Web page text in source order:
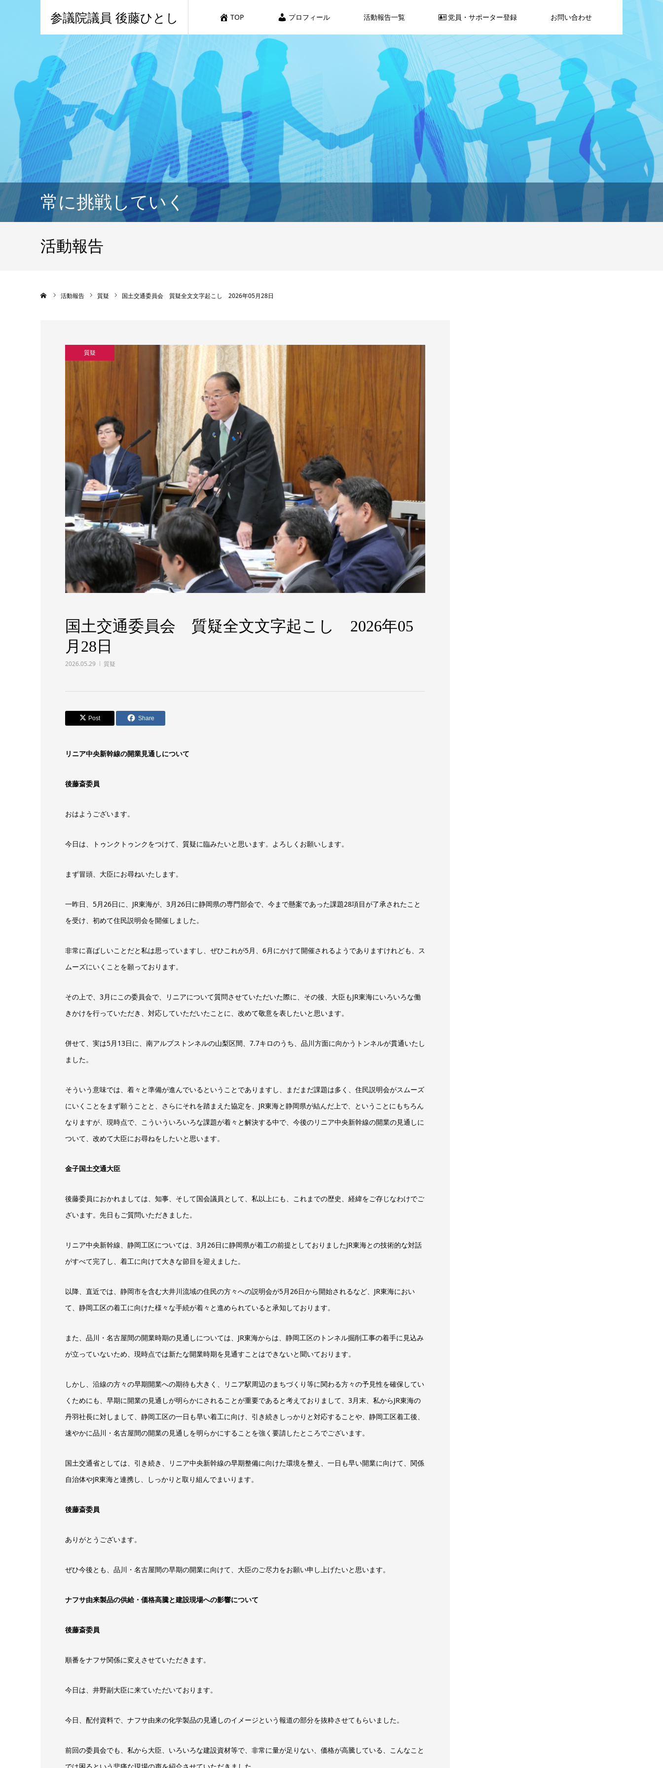
参議院議員 後藤ひとし TOP プロフィール 活動報告一覧 党員・サポーター登録 お問い合わせ
常に挑戦していく
活動報告
活動報告 質疑 国土交通委員会 質疑全文文字起こし 2026年05月28日
質疑
国土交通委員会 質疑全文文字起こし 2026年05
月28日
2026.05.29 質疑
Post Share
リニア中央新幹線の開業見通しについて
後藤斎委員
おはようございます。
今日は、トゥンクトゥンクをつけて、質疑に臨みたいと思います。よろしくお願いします。
まず冒頭、大臣にお尋ねいたします。
一昨日、5月26日に、JR東海が、3月26日に静岡県の専門部会で、今まで懸案であった課題28項目が了承されたこと
を受け、初めて住民説明会を開催しました。
非常に喜ばしいことだと私は思っていますし、ぜひこれが5月、6月にかけて開催されるようでありますけれども、ス
ムーズにいくことを願っております。
その上で、3月にこの委員会で、リニアについて質問させていただいた際に、その後、大臣もJR東海にいろいろな働
きかけを行っていただき、対応していただいたことに、改めて敬意を表したいと思います。
併せて、実は5月13日に、南アルプストンネルの山梨区間、7.7キロのうち、品川方面に向かうトンネルが貫通いたし
ました。
そういう意味では、着々と準備が進んでいるということでありますし、まだまだ課題は多く、住民説明会がスムーズ
にいくことをまず願うことと、さらにそれを踏まえた協定を、JR東海と静岡県が結んだ上で、ということにもちろん
なりますが、現時点で、こういういろいろな課題が着々と解決する中で、今後のリニア中央新幹線の開業の見通しに
ついて、改めて大臣にお尋ねをしたいと思います。
金子国土交通大臣
後藤委員におかれましては、知事、そして国会議員として、私以上にも、これまでの歴史、経緯をご存じなわけでご
ざいます。先日もご質問いただきました。
リニア中央新幹線、静岡工区については、3月26日に静岡県が着工の前提としておりましたJR東海との技術的な対話
がすべて完了し、着工に向けて大きな節目を迎えました。
以降、直近では、静岡市を含む大井川流域の住民の方々への説明会が5月26日から開始されるなど、JR東海におい
て、静岡工区の着工に向けた様々な手続が着々と進められていると承知しております。
また、品川・名古屋間の開業時期の見通しについては、JR東海からは、静岡工区のトンネル掘削工事の着手に見込み
が立っていないため、現時点では新たな開業時期を見通すことはできないと聞いております。
しかし、沿線の方々の早期開業への期待も大きく、リニア駅周辺のまちづくり等に関わる方々の予見性を確保してい
くためにも、早期に開業の見通しが明らかにされることが重要であると考えておりまして、3月末、私からJR東海の
丹羽社長に対しまして、静岡工区の一日も早い着工に向け、引き続きしっかりと対応することや、静岡工区着工後、
速やかに品川・名古屋間の開業の見通しを明らかにすることを強く要請したところでございます。
国土交通省としては、引き続き、リニア中央新幹線の早期整備に向けた環境を整え、一日も早い開業に向けて、関係
自治体やJR東海と連携し、しっかりと取り組んでまいります。
後藤斎委員
ありがとうございます。
ぜひ今後とも、品川・名古屋間の早期の開業に向けて、大臣のご尽力をお願い申し上げたいと思います。
ナフサ由来製品の供給・価格高騰と建設現場への影響について
後藤斎委員
順番をナフサ関係に変えさせていただきます。
今日は、井野副大臣に来ていただいております。
今日、配付資料で、ナフサ由来の化学製品の見通しのイメージという報道の部分を抜粋させてもらいました。
前回の委員会でも、私から大臣、いろいろな建設資材等で、非常に量が足りない、価格が高騰している、こんなこと